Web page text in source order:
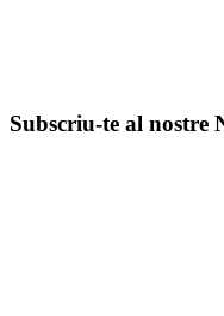
Subscriu-te al nostre